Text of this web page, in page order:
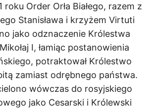
roku Order Orła Białego, razem z
Stanisława i krzyżem Virtuti
jako odznaczenie Królestwa
I, łamiąc postanowienia
potraktował Królestwo
zamiast odrębnego państwa.
wówczas do rosyjskiego
jako Cesarski i Królewski